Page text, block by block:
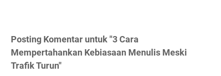
Posting Komentar untuk "3 Cara
Mempertahankan Kebiasaan Menulis Meski
Trafik Turun"